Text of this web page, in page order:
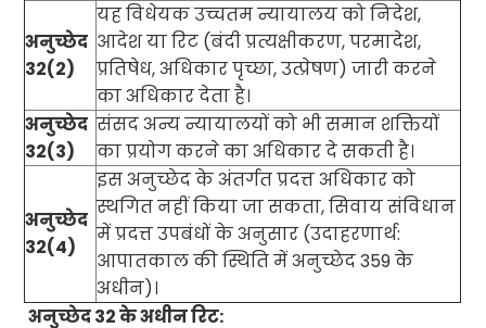
अनुच्छेद
32(2)
यह विधेयक उच्चतम न्यायालय को निदेश,
आदेश या रिट (बंदी प्रत्यक्षीकरण,परमादेश,
प्रतिषेध,अधिकार पृच्छा,उत्प्रेषण) जारी करने
का अधिकार देता है।
अनुच्छेद
32(3)
संसद अन्य न्यायालयों को भी समान शक्तियों
का प्रयोग करने का अधिकार दे सकती है।
अनुच्छेद
32(4)
इस अनुच्छेद के अंतर्गत प्रदत्त अधिकार को
स्थगित नहीं किया जा सकता,सिवाय संविधान
में प्रदत्त उपबंधों के अनुसार (उदाहरणार्थ:
आपातकाल की स्थिति में अनुच्छेद359के
अधीन)।
अनुच्छेद32के अधीन रिट: